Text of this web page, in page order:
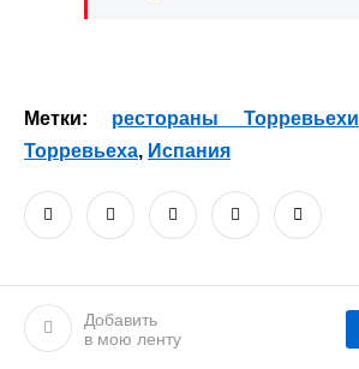
Метки: рестораны Торревьехи
Торревьеха, Испания
Добавить
в мою ленту